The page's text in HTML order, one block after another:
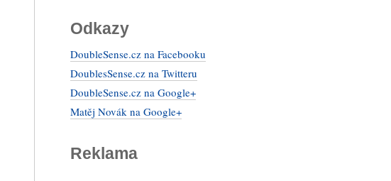
Odkazy
DoubleSense.cz na Facebooku
DoublesSense.cz na Twitteru
DoubleSense.cz na Google+
Matěj Novák na Google+
Reklama